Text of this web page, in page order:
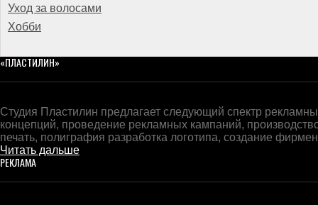
Уход за волосами
Хобби
«ПЛАСТИЛИН»
Студия Пластилин предлагает следующий спектр
концепций, проведение рекламных кампаний,
печать, полиграфия разработка логотипа, создание
Читать дальше
РЕКЛАМА